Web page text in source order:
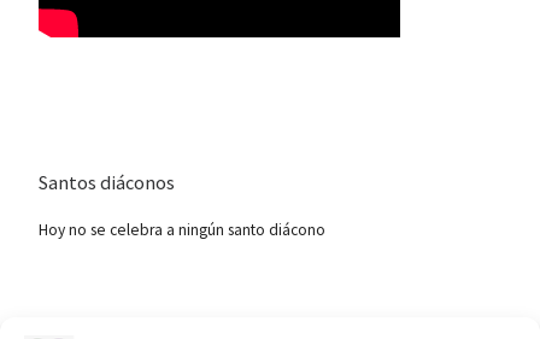
Santos diáconos
Hoy no se celebra a ningún santo diácono